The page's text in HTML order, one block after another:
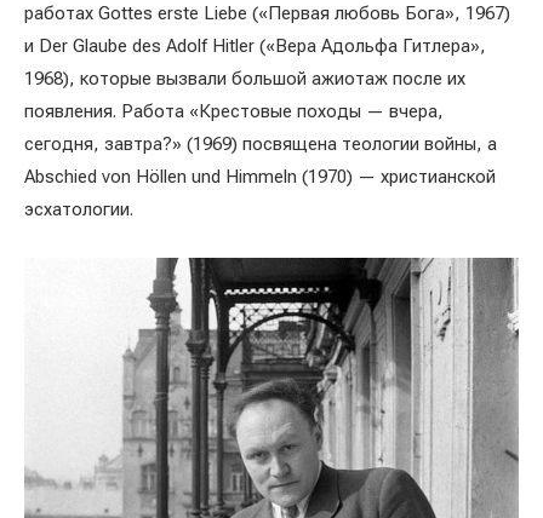
работах Gottes erste Liebe («Первая любовь Бога», 1967)
и Der Glaube des Adolf Hitler («Вера Адольфа Гитлера»,
1968), которые вызвали большой ажиотаж после их
появления. Работа «Крестовые походы — вчера,
сегодня, завтра?» (1969) посвящена теологии войны, а
Abschied von Höllen und Himmeln (1970) — христианской
эсхатологии.